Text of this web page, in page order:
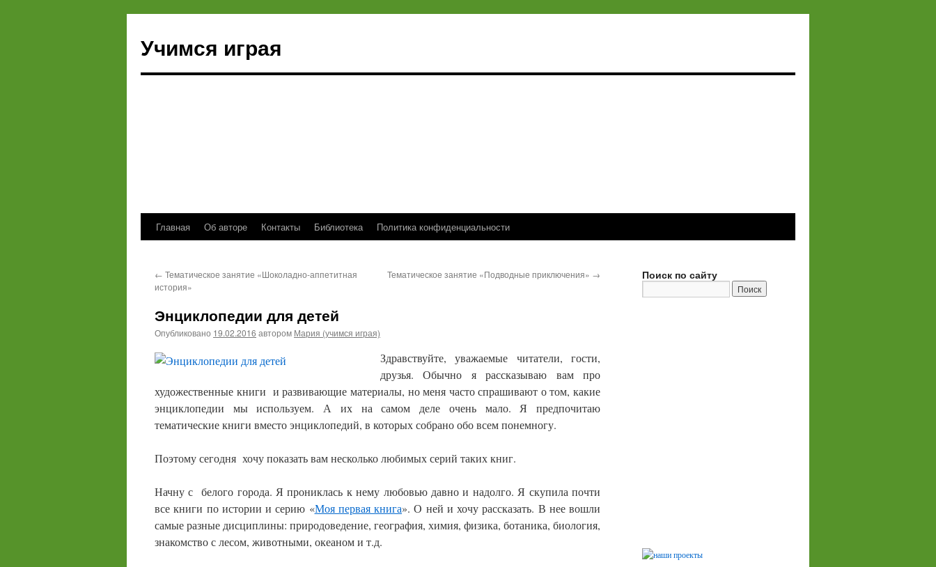
Учимся играя
Перейти
содержимому
Главная Об авторе Контакты Библиотека Политика конфиденциальности
← Тематическое занятие «Шоколадно-аппетитная
история»
Тематическое занятие «Подводные приключения» →
Энциклопедии для детей
Опубликовано 19.02.2016 автором Мария (учимся играя)
Здравствуйте, уважаемые читатели, гости,
друзья. Обычно я рассказываю вам про
художественные книги и развивающие материалы, но меня часто спрашивают о том, какие
энциклопедии мы используем. А их на самом деле очень мало. Я предпочитаю
тематические книги вместо энциклопедий, в которых собрано обо всем понемногу.
Поэтому сегодня хочу показать вам несколько любимых серий таких книг.
Начну с белого города. Я прониклась к нему любовью давно и надолго. Я скупила почти
все книги по истории и серию «Моя первая книга». О ней и хочу рассказать. В нее вошли
самые разные дисциплины: природоведение, география, химия, физика, ботаника, биология,
знакомство с лесом, животными, океаном и т.д.
Поиск по сайту